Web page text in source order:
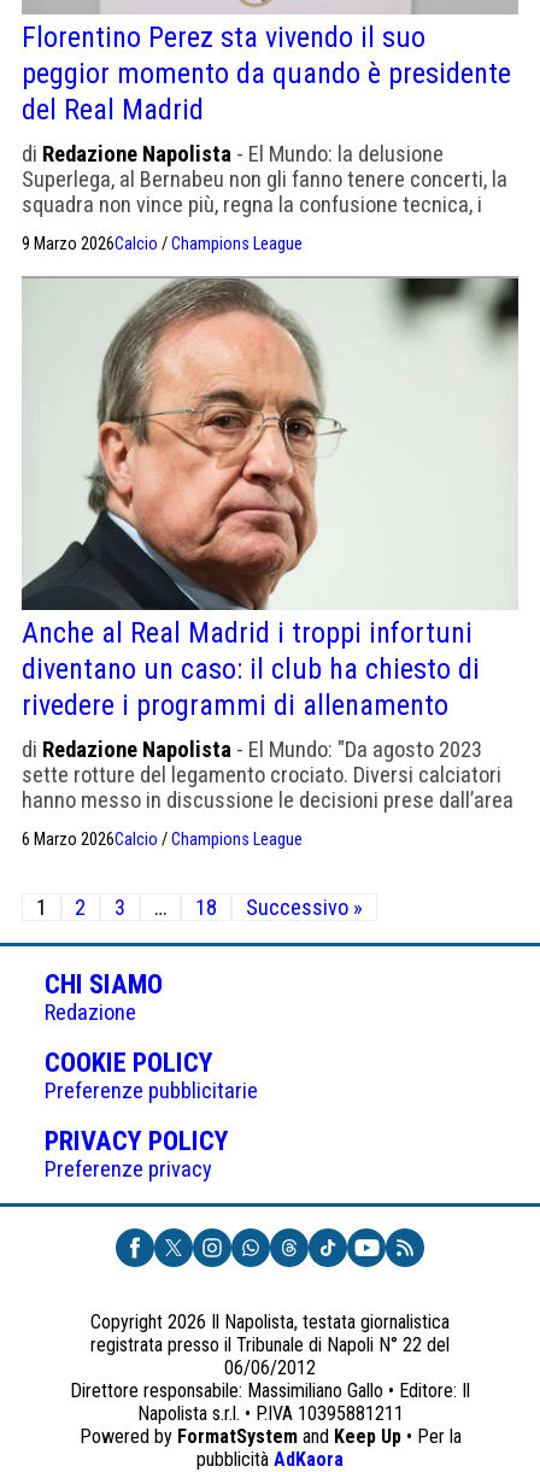
Florentino Perez sta vivendo il suo
peggior momento da quando è presidente
del Real Madrid
di Redazione Napolista - El Mundo: la delusione
Superlega, al Bernabeu non gli fanno tenere concerti, la
squadra non vince più, regna la confusione tecnica, i
sue dimissioni
9 Marzo 2026Calcio /Champions League
Anche al Real Madrid i troppi infortuni
diventano un caso: il club ha chiesto di
rivedere i programmi di allenamento
di Redazione Napolista - El Mundo: "Da agosto 2023
sette rotture del legamento crociato. Diversi calciatori
hanno messo in discussione le decisioni prese dall’area
6 Marzo 2026Calcio /Champions League
Paginazione
degli
articoli
1 2 3 … 18 Successivo »
CHI SIAMO
Redazione
COOKIE POLICY(APRE
IN
UNA
NUOVA
Preferenze pubblicitarie
PRIVACY POLICY(APRE
UNA
NUOVA
SCHEDA)
Preferenze privacy
Copyright 2026 Il Napolista, testata giornalistica
registrata presso il Tribunale di Napoli N° 22 del
06/06/2012
Direttore responsabile: Massimiliano Gallo • Editore: Il
Napolista s.r.l. • P.IVA 10395881211
Powered by FormatSystemand Keep Up• Per la
pubblicità AdKaora